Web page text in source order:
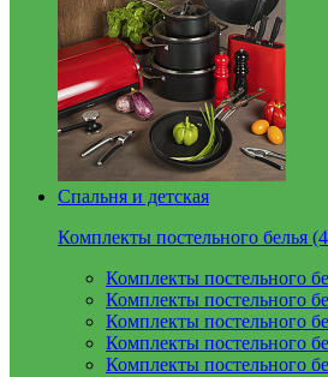
Спальня и детская
Комплекты постельного белья
Комплекты постельного
Комплекты постельного
Комплекты постельного
Комплекты постельного
Комплекты постельного